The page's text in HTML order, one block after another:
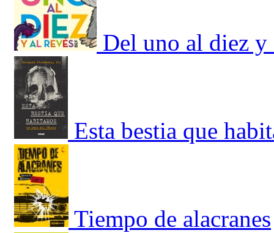
Del uno al diez y
Esta bestia que
Tiempo de alacranes